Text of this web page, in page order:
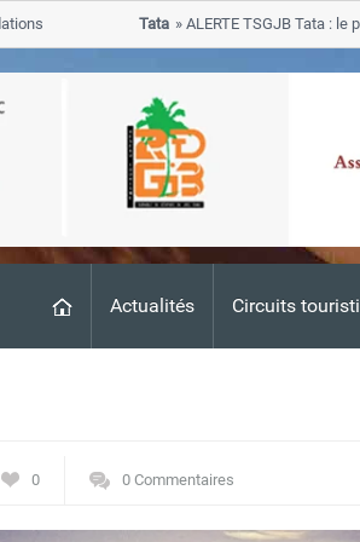
Actualités Circuits
ALERTE TSGJB Tata : le
progresse dans les zones sinistrees
0 0 Commentaires